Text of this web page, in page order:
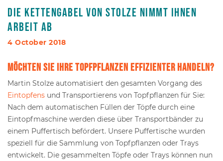
Die Kettengabel von Stolze nimmt Ihnen
Arbeit ab
4 October 2018
Möchten Sie Ihre Topfpflanzen effizienter handeln?
Martin Stolze automatisiert den gesamten Vorgang des
Eintopfens und Transportierens von Topfpflanzen für Sie:
Nach dem automatischen Füllen der Töpfe durch eine
Eintopfmaschine werden diese über Transportbänder zu
einem Puffertisch befördert. Unsere Puffertische wurden
speziell für die Sammlung von Topfpflanzen oder Trays
entwickelt. Die gesammelten Töpfe oder Trays können nun